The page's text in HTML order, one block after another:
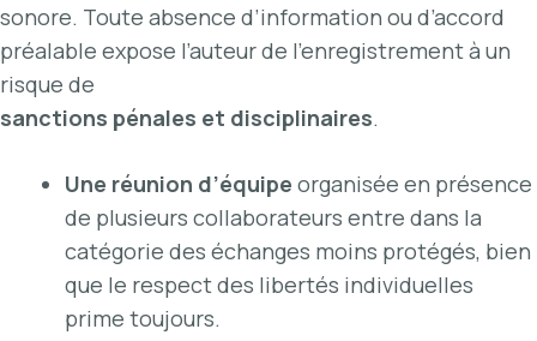
sonore. Toute absence d’information ou d’accord
préalable expose l’auteur de l’enregistrement à un
risque de
sanctions pénales et disciplinaires.
Une réunion d’équipe organisée en présence
de plusieurs collaborateurs entre dans la
catégorie des échanges moins protégés, bien
que le respect des libertés individuelles
prime toujours.